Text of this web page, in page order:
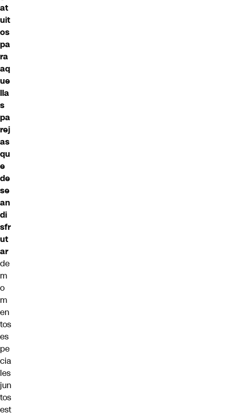
at
uit
os
pa
ra
aq
ue
lla
s
pa
rej
as
qu
e
de
se
an
di
sfr
ut
ar
de
m
o
m
en
tos
es
pe
cia
les
jun
tos
est